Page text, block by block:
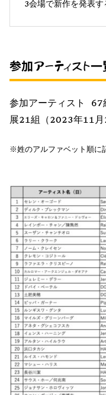
3会場で新作を発表す
参加アーティスト
参加アーティスト 67
展21組（2023年11月
※姓のアルファベット順に